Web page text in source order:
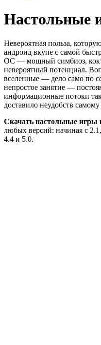
Настольные
Невероятная польза,
андроид вкупе с самой
ОС — мощный симбиоз,
невероятный потенциал.
вселенные — дело само по
непростое занятие —
информационные потоки
доставило неудобств самому
Скачать настольные игры
любых версий: начиная с
4.4 и 5.0.